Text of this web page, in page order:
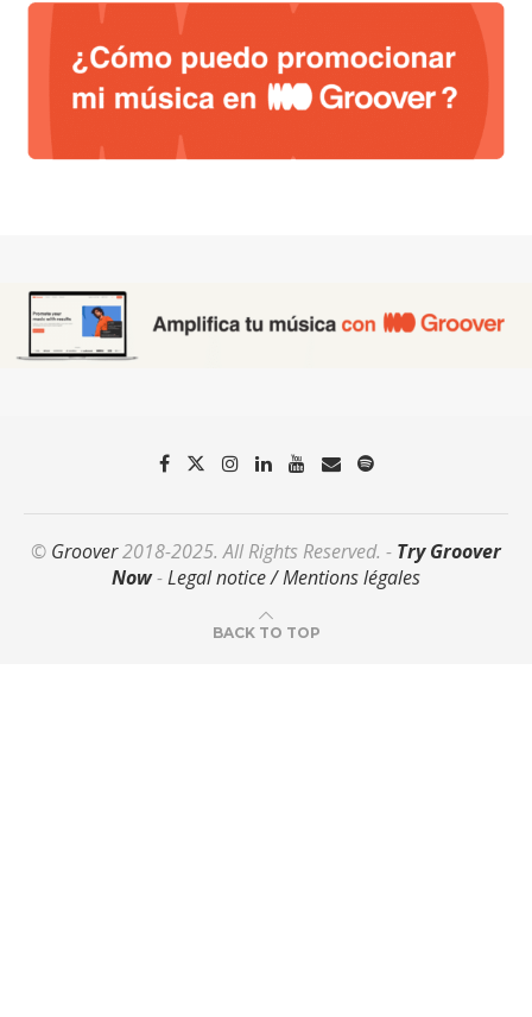
© Groover2018-2025. All Rights Reserved. - Try Groover
Now-Legal notice / Mentions légales
BACK TO TOP